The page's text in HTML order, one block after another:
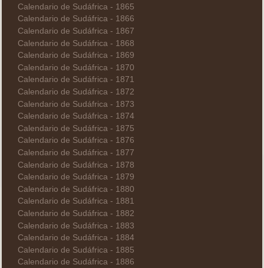
Calendario de Sudáfrica - 1865
Calendario de Sudáfrica - 1866
Calendario de Sudáfrica - 1867
Calendario de Sudáfrica - 1868
Calendario de Sudáfrica - 1869
Calendario de Sudáfrica - 1870
Calendario de Sudáfrica - 1871
Calendario de Sudáfrica - 1872
Calendario de Sudáfrica - 1873
Calendario de Sudáfrica - 1874
Calendario de Sudáfrica - 1875
Calendario de Sudáfrica - 1876
Calendario de Sudáfrica - 1877
Calendario de Sudáfrica - 1878
Calendario de Sudáfrica - 1879
Calendario de Sudáfrica - 1880
Calendario de Sudáfrica - 1881
Calendario de Sudáfrica - 1882
Calendario de Sudáfrica - 1883
Calendario de Sudáfrica - 1884
Calendario de Sudáfrica - 1885
Calendario de Sudáfrica - 1886